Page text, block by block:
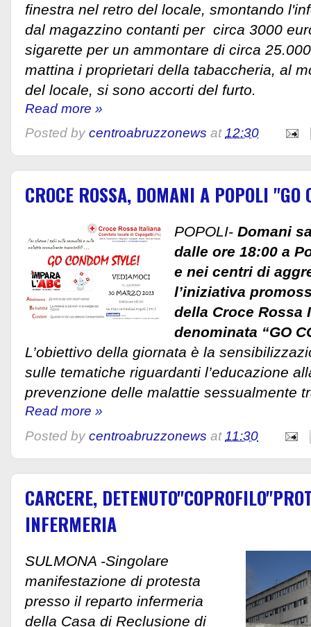
finestra nel retro del locale, smontando
dal magazzino contanti per circa 3000
sigarette per un ammontare di circa
mattina i proprietari della tabaccheria, al
del locale, si sono accorti del furto.
Read more »
Posted by centroabruzzonews at12:30
CROCE ROSSA, DOMANI A POPOLI "GO
POPOLI- Domani
dalle ore 18:00 a
e nei centri di
l’iniziativa
della Croce Rossa
denominata “GO
L’obiettivo della giornata è la
sulle tematiche riguardanti l’educazione
prevenzione delle malattie sessualmente
Read more »
Posted by centroabruzzonews at11:30
CARCERE,
INFERMERIA
SULMONA -Singolare
manifestazione di protesta
presso il reparto infermeria
della Casa di Reclusione di